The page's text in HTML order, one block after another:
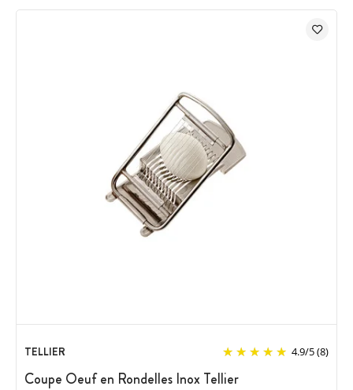
TELLIER 4.9/5(8)
Coupe Oeuf en Rondelles Inox Tellier